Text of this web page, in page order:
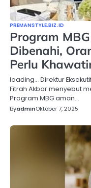
PREMANSTYLE.BIZ.ID
Program
Dibenahi,
Perlu
loading… Direktur
Fitrah Akbar menyebut
Program MBG aman…
byadminOktober 7, 2025